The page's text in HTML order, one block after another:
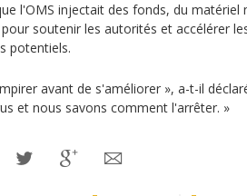
l'OMS injectait des fonds, du matériel
soutenir les autorités et accélérer
potentiels.
avant de s'améliorer », a-t-il
et nous savons comment l'arrêter. »